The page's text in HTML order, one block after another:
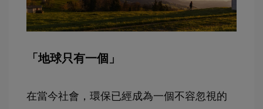
「地球只有一個」
在當今社會，環保已經成為一個不容忽視的